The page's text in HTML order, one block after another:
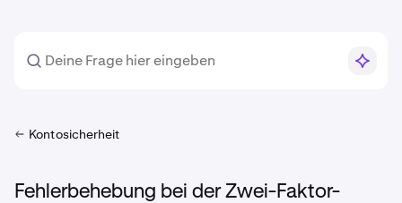
Kontosicherheit
Fehlerbehebung bei der Zwei-Faktor-